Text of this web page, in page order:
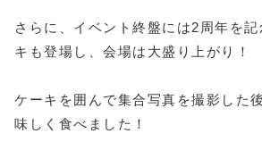
さらに、イベント終盤には2周年を
キも登場し、会場は大盛り上がり！
ケーキを囲んで集合写真を撮影した
味しく食べました！